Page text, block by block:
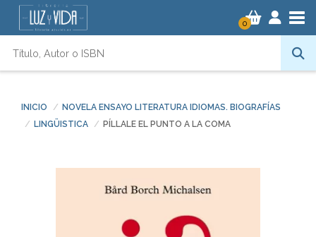
0
INICIO
NOVELA ENSAYO LITERATURA IDIOMAS. BIOGRAFÍAS
LINGÜISTICA
PÍLLALE EL PUNTO A LA COMA